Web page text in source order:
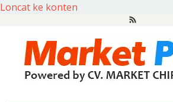
Loncat ke konten